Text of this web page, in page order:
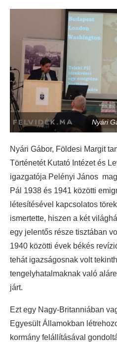
Nyári
Nyári Gábor, Földesi Margit
Történetét Kutató Intézet és
igazgatója Pelényi János
Pál 1938 és 1941 közötti
létesítésével kapcsolatos
ismertette, hiszen a két
egy jelentős része tisztában
1940 közötti évek békés
tehát igazságosnak volt
tengelyhatalmaknak való
járt.
Ezt egy Nagy-Britanniában
Egyesült Államokban
kormány felállításával